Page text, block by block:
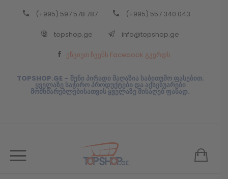
(+995) 597 578 787 (+995) 557 340 043
topshop.ge info@topshop.ge
ეწვიეთ ჩვენს Facebook გვერდს
TOPSHOP.GE – შენი პირადი მაღაზია საბითუმო ფასებით.
ყველაზე საჭირო პროდუქტები და აქსესუარები
მომხმარებლებისათვის ყველაზე მისაღებ ფასად.
Back